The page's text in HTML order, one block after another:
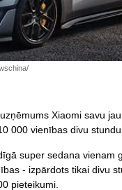
Xiaomi savu
000 vienības divu
super sedana vienam
- izpārdots tikai divu
pieteikumi.